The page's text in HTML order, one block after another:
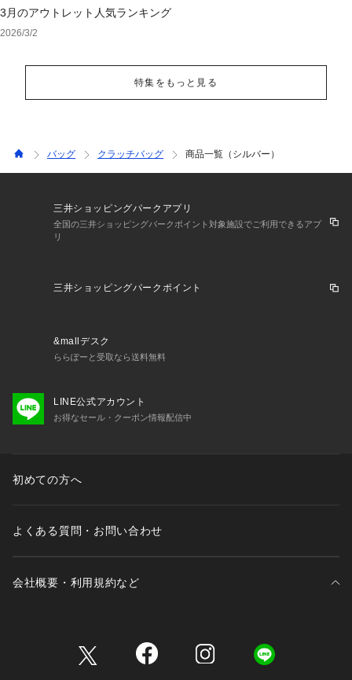
3月のアウトレット人気ランキング
2026/3/2
特集をもっと見る
バッグ クラッチバッグ 商品一覧（シルバー）
三井ショッピングパークアプリ
全国の三井ショッピングパークポイント対象施設でご利用できるアプ
リ
三井ショッピングパークポイント
&mallデスク
ららぽーと受取なら送料無料
LINE公式アカウント
お得なセール・クーポン情報配信中
初めての方へ
よくある質問・お問い合わせ
会社概要・利用規約など